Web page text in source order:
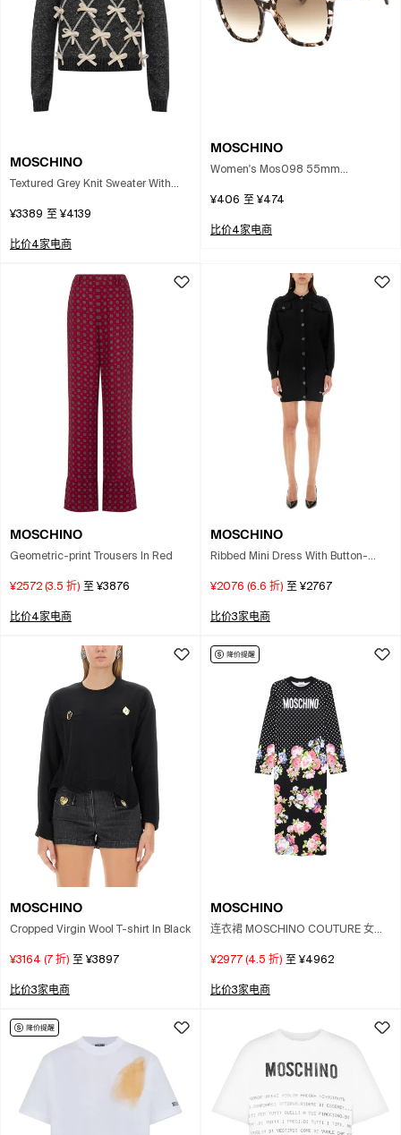
MOSCHINO
Textured Grey Knit Sweater With
¥3389 至 ¥4139
比价4家电商
MOSCHINO
Women's Mos098 55mm
¥406 至 ¥474
比价4家电商
MOSCHINO
Geometric-print Trousers In Red
¥2572 (3.5 折) 至 ¥3876
比价4家电商
MOSCHINO
Ribbed Mini Dress With Button-
¥2076 (6.6 折) 至 ¥2767
比价3家电商
MOSCHINO
Cropped Virgin Wool T-shirt In Black
¥3164 (7 折) 至 ¥3897
比价3家电商
MOSCHINO
连衣裙 MOSCHINO COUTURE 女士
¥2977 (4.5 折) 至 ¥4962
比价3家电商